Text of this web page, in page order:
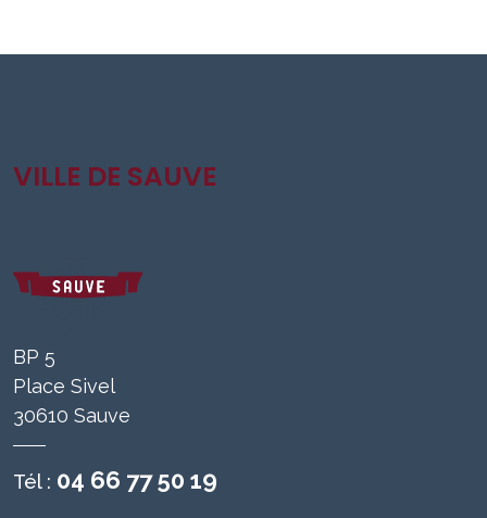
VILLE DE SAUVE
BP 5
Place Sivel
30610 Sauve
Tél : 04 66 77 50 19